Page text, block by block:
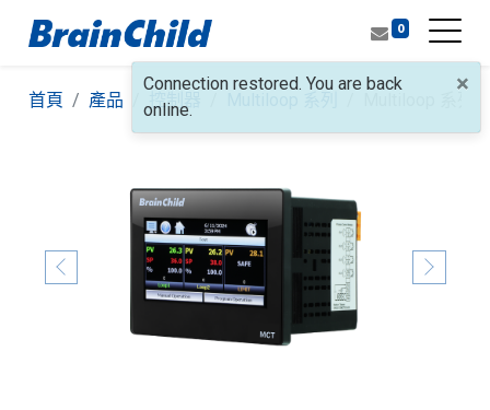
0
首頁 產品 控制器
×
Connection restored. You are back
online.